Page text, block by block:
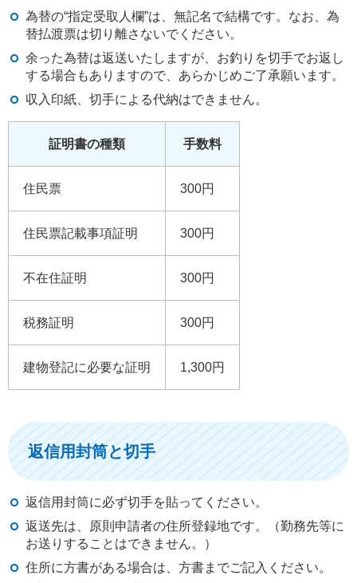
為替の“指定受取人欄”は、無記名で結構です。なお、為
替払渡票は切り離さないでください。
余った為替は返送いたしますが、お釣りを切手でお返し
する場合もありますので、あらかじめご了承願います。
収入印紙、切手による代納はできません。
証明書の種類 手数料
住民票 300円
住民票記載事項証明 300円
不在住証明 300円
税務証明 300円
建物登記に必要な証明 1,300円
返信用封筒と切手
返信用封筒に必ず切手を貼ってください。
返送先は、原則申請者の住所登録地です。（勤務先等に
お送りすることはできません。）
住所に方書がある場合は、方書までご記入ください。